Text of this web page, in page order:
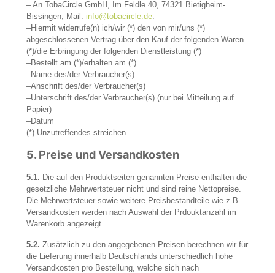
– An TobaCircle GmbH, Im Feldle 40, 74321 Bietigheim-
Bissingen, Mail: info@tobacircle.de:
–Hiermit widerrufe(n) ich/wir (*) den von mir/uns (*)
abgeschlossenen Vertrag über den Kauf der folgenden Waren
(*)/die Erbringung der folgenden Dienstleistung (*)
–Bestellt am (*)/erhalten am (*)
–Name des/der Verbraucher(s)
–Anschrift des/der Verbraucher(s)
–Unterschrift des/der Verbraucher(s) (nur bei Mitteilung auf
Papier)
–Datum __________
(*) Unzutreffendes streichen
5. Preise und Versandkosten
5.1. Die auf den Produktseiten genannten Preise enthalten die
gesetzliche Mehrwertsteuer nicht und sind reine Nettopreise.
Die Mehrwertsteuer sowie weitere Preisbestandteile wie z.B.
Versandkosten werden nach Auswahl der Prdouktanzahl im
Warenkorb angezeigt.
5.2. Zusätzlich zu den angegebenen Preisen berechnen wir für
die Lieferung innerhalb Deutschlands unterschiedlich hohe
Versandkosten pro Bestellung, welche sich nach